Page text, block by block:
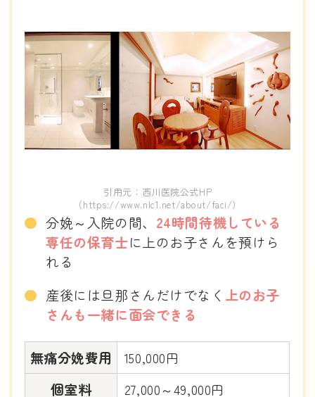
引用元：西川医院公式HP
（https://www.nlc1.net/about/faci/）
分娩～入院の間、 24時間待機している
専任の保育士に上のお子さんを預けら
れる
産後には旦那さんだけでなく 上のお子
さんも一緒に面会できる
無痛分娩費用 150,000円
個室料 27,000～49,000円